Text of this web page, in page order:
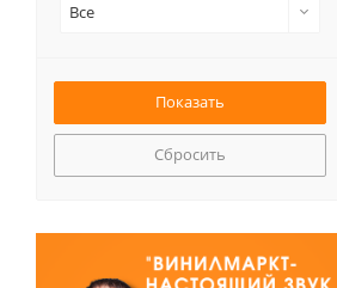
Все
Сбросить